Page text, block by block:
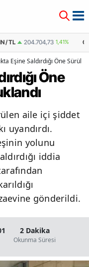
/ TL 204.704,73 1,41%
Eşine Saldırdığı Öne
Öne
aile içi şiddet
uyandırdı.
yolunu
iddia
gönderildi.
2 Dakika
Okunma Süresi